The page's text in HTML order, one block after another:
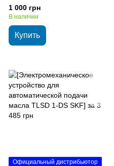
(Швеция)
1 000 грн
В наличии
Купить
Официальный дистрибьютор